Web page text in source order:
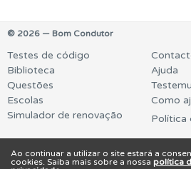
Ao continuar a utilizar o site estará a
cookies. Saiba mais sobre a nossa política
© 2026 — Bom Condutor
Testes de código
Biblioteca
Questões
Escolas
Simulador de renovação
Ajuda
Como
Política